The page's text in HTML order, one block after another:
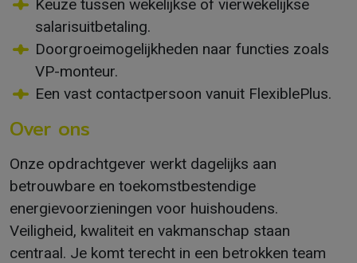
Keuze tussen wekelijkse of vierwekelijkse
salarisuitbetaling.
Doorgroeimogelijkheden naar functies zoals
VP-monteur.
Een vast contactpersoon vanuit FlexiblePlus.
Over ons
Onze opdrachtgever werkt dagelijks aan
betrouwbare en toekomstbestendige
energievoorzieningen voor huishoudens.
Veiligheid, kwaliteit en vakmanschap staan
centraal. Je komt terecht in een betrokken team